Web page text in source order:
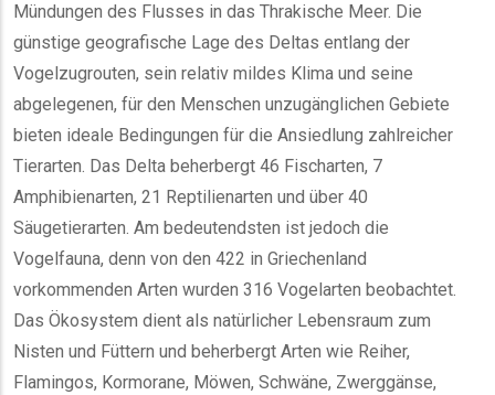
Mündungen des Flusses in das Thrakische Meer. Die
günstige geografische Lage des Deltas entlang der
Vogelzugrouten, sein relativ mildes Klima und seine
abgelegenen, für den Menschen unzugänglichen Gebiete
bieten ideale Bedingungen für die Ansiedlung zahlreicher
Tierarten. Das Delta beherbergt 46 Fischarten, 7
Amphibienarten, 21 Reptilienarten und über 40
Säugetierarten. Am bedeutendsten ist jedoch die
Vogelfauna, denn von den 422 in Griechenland
vorkommenden Arten wurden 316 Vogelarten beobachtet.
Das Ökosystem dient als natürlicher Lebensraum zum
Nisten und Füttern und beherbergt Arten wie Reiher,
Flamingos, Kormorane, Möwen, Schwäne, Zwerggänse,